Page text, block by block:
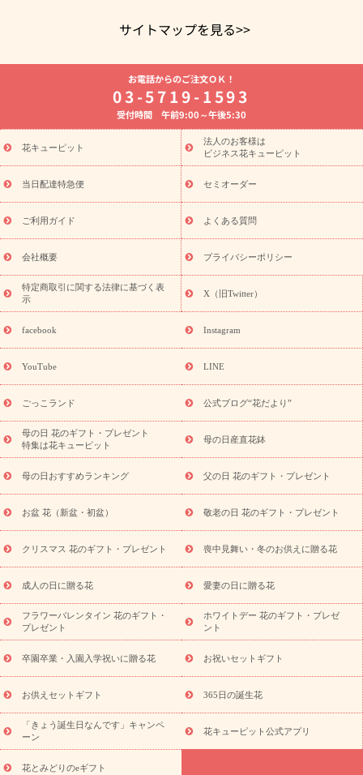
サイトマップを見る>>
よく贈られる花
お祝いの花特集
誕生日フラワーギフト特集
8月の誕生花(トルコキキョウ)
開店・開業祝い
お供え・お悔やみ お供え・お悔やみの花
通夜・葬儀に贈る花 胡蝶蘭・花鉢
ーブドフラワー
季節のイベント
ひまわり ギフト・プレゼント
特集
お盆 花（新盆・初盆） 季節のイベント
お盆 花（新
盆・初盆）
お盆 花（新盆・初盆）
お盆・お供え 花とセットギ
フト
お盆・お供え プリザーブドフラワー
ひまわり ギフト・プ
レゼント特集
夏の花贈り・お中元・暑中見舞い 花のギフト特集
敬老の日におくる花ギフト・プレゼント特集
花ギフト・プレゼント特集
敬老の日 花のおすすめランキング
敬
老の日 花鉢植えのギフト・プレゼント特集
敬老の日 花とセットギ
フト・プレゼント特集
敬老の日の花 全てのギフト一覧
キャン
ペーン
映画『ウォーターガーディアンズ』コラボキャンペーン
「きょう誕生日なんです」キャンペーン
誕生日の花を探す
誕生日フラワーギフト 誕生日フラワーギフト特集
(トルコキキョウ)
9月の誕生花(リンドウ)
ら探す
お祝いの花特集 当日配達特急便 お祝い商品一覧
念日
結婚祝い 出産祝い 退院祝い・快気祝い
寿祝い
プチギフト ペットのお祝いフラワー
供え・お悔やみ商品一覧
お供え・お悔やみの花
四十九日法要以
お供え プリザーブドフラワー
ペットのお供えフラワー
お盆（新
盆・初盆）
その他 お祝い返し お見舞い
お取り寄せギフト
ビジネス用
ご自宅用 観葉植物 ミディ胡蝶蘭
プリザーブ
ドフラワー
スタイルから探す アレンジメント 花束
スタ
ンド花
お祝い お供え・お悔やみ 胡蝶蘭 胡蝶蘭・花鉢
ディ胡蝶蘭・お祝い
ミディ胡蝶蘭・お供え
世界初の青色胡蝶蘭
観葉植物
観葉植物 産直多肉植物
プリザーブドフラワー
お祝い
お供え・お悔やみ 花とセットギフト
セミオーダー
プチギフト（hanamore -ハナモア-）
花とみどりのeギフト
キューピットのeGfit
カラー ピンク イエローオレンジ
レッ
ド
お花の種類 トルコキキョウ
お祝い お祝い・3000円～ お祝い・4000円～
お祝い・
5000円～
お祝い・7000円～ お祝い・ 10000円～
お供え・お
悔やみ
円～
お供え・お悔やみ・
お電話からのご注文ＯＫ！
03-5719-1593
受付時間 午前9:00～午後5:30
花キューピット
法人のお客様は
ビジネス花キューピット
当日配達特急便 セミオーダー
ご利用ガイド よくある質問
会社概要 プライバシーポリシー
特定商取引に関する法律に基づく表
示
X（旧Twitter）
facebook Instagram
YouTube LINE
ごっこランド 公式ブログ“花だより”
母の日 花のギフト・プレゼント
特集は花キューピット
母の日産直花鉢
母の日おすすめランキング 父の日 花のギフト・プレゼント
お盆 花（新盆・初盆） 敬老の日 花のギフト・プレゼント
クリスマス 花のギフト・プレゼント 喪中見舞い・冬のお供えに贈る花
成人の日に贈る花 愛妻の日に贈る花
フラワーバレンタイン 花のギフト・
プレゼント
ホワイトデー 花のギフト・プレゼ
ント
卒園卒業・入園入学祝いに贈る花 お祝いセットギフト
お供えセットギフト 365日の誕生花
「きょう誕生日なんです」キャンペ
ーン
花キューピット公式アプリ
花とみどりのeギフト